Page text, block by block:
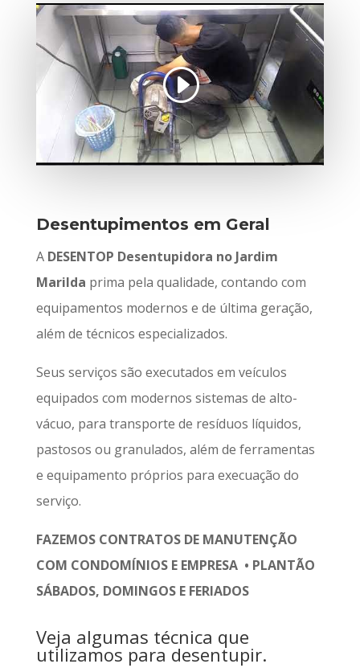
Desentupimentos em Geral
A DESENTOP Desentupidora no Jardim
Marilda prima pela qualidade, contando com
equipamentos modernos e de última geração,
além de técnicos especializados.
Seus serviços são executados em veículos
equipados com modernos sistemas de alto-
vácuo, para transporte de resíduos líquidos,
pastosos ou granulados, além de ferramentas
e equipamento próprios para execuação do
serviço.
FAZEMOS CONTRATOS DE MANUTENÇÃO
COM CONDOMÍNIOS E EMPRESA • PLANTÃO
SÁBADOS, DOMINGOS E FERIADOS
Veja algumas técnica que
utilizamos para desentupir.